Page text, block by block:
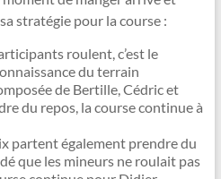
stratégie pour la course :
roulent, c’est le
du terrain
de Bertille, Cédric et
du repos, la course continue à
partent également prendre du
que les mineurs ne roulait pas